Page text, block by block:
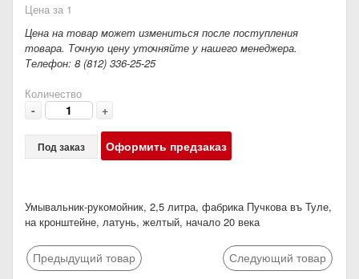
Цена за 1
Цена на товар может измениться после поступления
товара. Точную цену уточняйте у нашего менеджера.
Телефон: 8 (812) 336-25-25
Количество
- +
Под заказ Оформить предзаказ
Умывальник-рукомойник, 2,5 литра, фабрика Пучкова въ Туле,
на кронштейне, латунь, желтый, начало 20 века
Предыдущий товар Следующий товар